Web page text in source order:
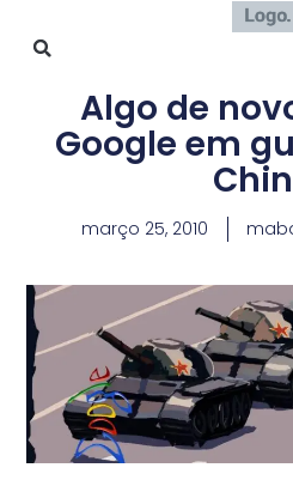
Algo de
Google em
março 25, 2010